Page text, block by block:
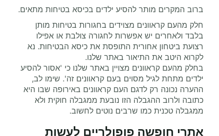
ברוב המקרים מותר להסיע ילדים בכיסא בטיחות מתאים.
חלק מהעם קראוונים מצוידים בחגורות בטיחות מותן
בלבד ולאחרים יש אפשרות לחגורה צולבת או אפילו
רצועת ביטחון אחורית התופסת את כיסא הבטיחות. נא
לקרוא היטב את התיאור באתר שלנו.
בחלק מהעם קראוונים מצויין באתר שלנו כי 'אסור להסיע
ילדים מתחת לגיל מסוים בעם קראוונים זה'. שימו לב,
ההערה נכונה רק לדגם העם קראוונים באירופה שבו היא
כתובה ולרוב ההגבלה הזו נובעת ממגבלה חוקית ולא
ממגבלה טכנית כמו שרבים נוטים לחשוב.
אתרי חופשה פופולריים לעשות